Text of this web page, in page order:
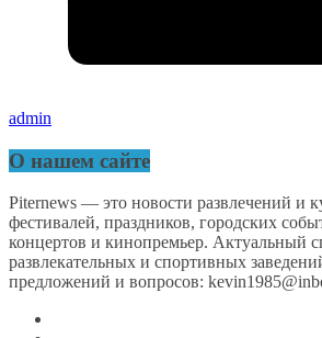
admin
О нашем сайте
Piternews — это новости развлечений и
фестивалей, праздников, городских
концертов и кинопремьер. Актуальный
развлекательных и спортивных
предложений и вопросов: